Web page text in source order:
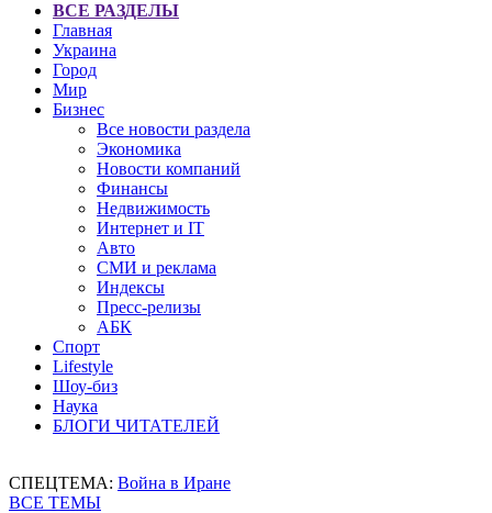
ВСЕ РАЗДЕЛЫ
Главная
Украина
Город
Мир
Бизнес
Все новости раздела
Экономика
Новости компаний
Финансы
Недвижимость
Интернет и IT
Авто
СМИ и реклама
Индексы
Пресс-релизы
АБК
Спорт
Lifestyle
Шоу-биз
Наука
БЛОГИ ЧИТАТЕЛЕЙ
СПЕЦТЕМА: Война в Иране
ВСЕ ТЕМЫ